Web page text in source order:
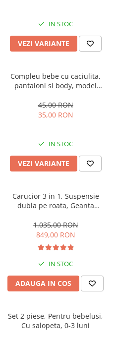
IN STOC
VEZI VARIANTE
Compleu bebe cu caciulita,
pantaloni si body, model
45,00 RON
35,00 RON
IN STOC
VEZI VARIANTE
Carucior 3 in 1, Suspensie
dubla pe roata, Geanta
Belecoo, bej
1.035,00 RON
849,00 RON
IN STOC
ADAUGA IN COS
Set 2 piese, Pentru bebelusi,
Cu salopeta, 0-3 luni